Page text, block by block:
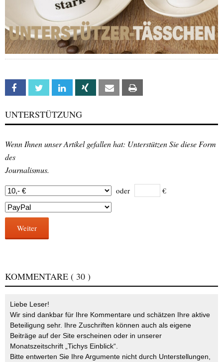
Facebook Twitter Linkedin Xing Email
UNTERSTÜTZUNG
Wenn Ihnen unser Artikel gefallen hat: Unterstützen Sie diese Form
des
Journalismus.
oder €
Weiter
KOMMENTARE ( 30 )
Liebe Leser!
Wir sind dankbar für Ihre Kommentare und schätzen Ihre aktive
Beteiligung sehr. Ihre Zuschriften können auch als eigene
Beiträge auf der Site erscheinen oder in unserer
Monatszeitschrift „Tichys Einblick“.
Bitte entwerten Sie Ihre Argumente nicht durch Unterstellungen,